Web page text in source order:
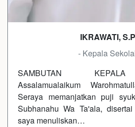
IKRAWATI,
- Kepala
SAMBUTAN
Assalamualaikum
Seraya memanjatkan puji
Subhanahu Wa Ta'ala,
saya menuliskan…